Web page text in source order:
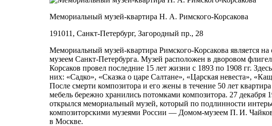
Мемориальный музей-квартира Н. А. Римского-Корсакова
191011, Санкт-Петербург, Загородный пр., 28
Мемориальный музей-квартира Римского-Корсакова является
музеем Санкт-Петербурга. Музей расположен в дворовом
Корсаков провел последние 15 лет жизни с 1893 по 1908 гг.
них: «Садко», «Сказка о царе Салтане», «Царская невеста»,
После смерти композитора и его жены в течение 50 лет
мебель бережно хранились потомками композитора. 27 декабря
открылся мемориальный музей, который по подлинности
композиторскими музеями России — Домом-музеем П. И.
в Москве.